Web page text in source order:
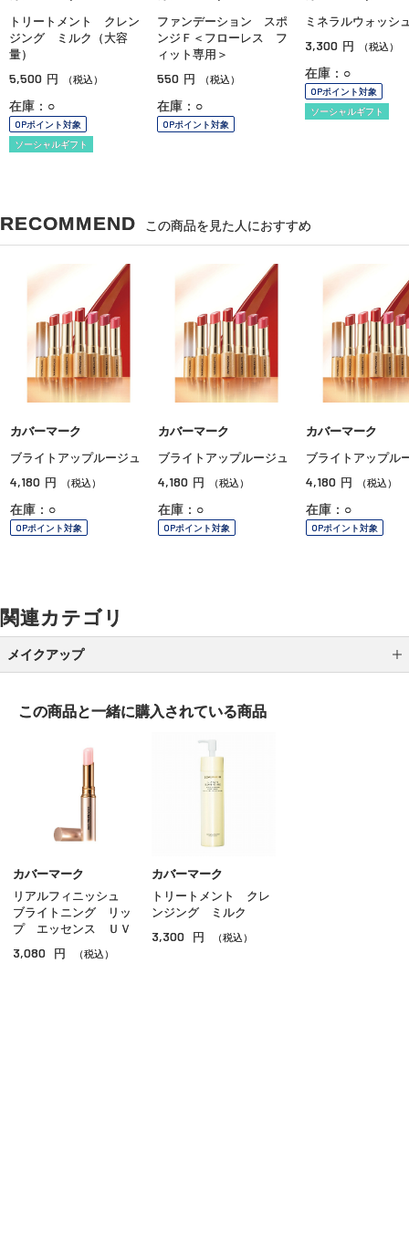
トリートメント クレン
ジング ミルク（大容
量）
5,500 円 （税込）
在庫：○
OPポイント対象
ソーシャルギフト
ファンデーション スポ
ンジＦ＜フローレス フ
ィット専用＞
550 円 （税込）
在庫：○
OPポイント対象
ミネラルウォッシ
3,300 円 （税込）
在庫：○
OPポイント対象
ソーシャルギフト
RECOMMEND この商品を見た人におすすめ
カバーマーク
ブライトアップルージュ
4,180 円 （税込）
在庫：○
OPポイント対象
カバーマーク
ブライトアップルージュ
4,180 円 （税込）
在庫：○
OPポイント対象
カバーマーク
ブライトアップル
4,180 円 （税込）
在庫：○
OPポイント対象
関連カテゴリ
メイクアップ
グロス
チーク
シェーディング・ハイライト
この商品と一緒に購入されている商品
カバーマーク
リアルフィニッシュ
ブライトニング リッ
プ エッセンス ＵＶ
3,080 円 （税込）
カバーマーク
トリートメント クレ
ンジング ミルク
3,300 円 （税込）